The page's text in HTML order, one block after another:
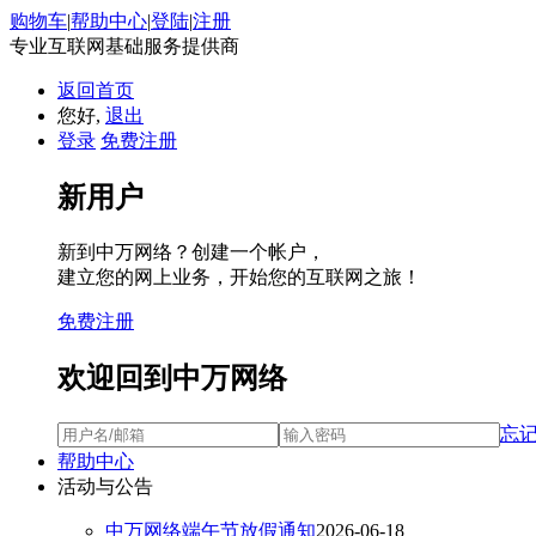
购物车|帮助中心|登陆|注册
专业互联网基础服务提供商
返回首页
您好, 退出
登录 免费注册
新用户
新到中万网络？创建一个帐户，
建立您的网上业务，开始您的互联网之旅！
免费注册
欢迎回到中万网络
忘
帮助中心
活动与公告
中万网络端午节放假通知2026-06-18